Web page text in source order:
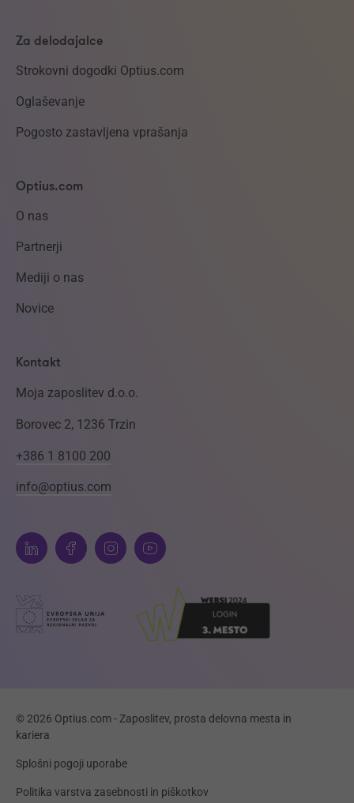
Za delodajalce
Strokovni dogodki Optius.com
Oglaševanje
Pogosto zastavljena vprašanja
Optius.com
O nas
Partnerji
Mediji o nas
Novice
Kontakt
Moja zaposlitev d.o.o.
Borovec 2, 1236 Trzin
+386 1 8100 200
info@optius.com
© 2026 Optius.com - Zaposlitev, prosta delovna mesta in
kariera
Splošni pogoji uporabe
Politika varstva zasebnosti in piškotkov